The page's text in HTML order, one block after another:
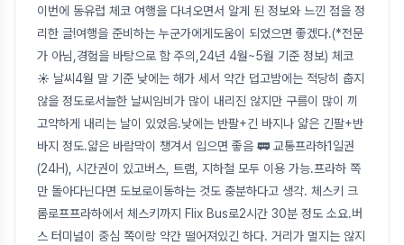
이번에 동유럽 체코 여행을 다녀오면서 알게 된 정보와 느낀 점을 정
리한 글!여행을 준비하는 누군가에게도움이 되었으면 좋겠다.(*전문
가 아님,경험을 바탕으로 함 주의,24년 4월~5월 기준 정보) 체코
☀️ 날씨4월 말 기준 낮에는 해가 세서 약간 덥고밤에는 적당히 춥지
않을 정도로서늘한 날씨임비가 많이 내리진 않지만 구름이 많이 끼
고약하게 내리는 날이 있었음.낮에는 반팔+긴 바지나 얇은 긴팔+반
바지 정도.얇은 바람막이 챙겨서 입으면 좋음 🚃 교통프라하1일권
(24H), 시간권이 있고버스, 트램, 지하철 모두 이용 가능.프라하 쪽
만 돌아다닌다면 도보로이동하는 것도 충분하다고 생각. 체스키 크
롬로프프라하에서 체스키까지 Flix Bus로2시간 30분 정도 소요.버
스 터미널이 중심 쪽이랑 약간 떨어져있긴 하다. 거리가 멀지는 않지